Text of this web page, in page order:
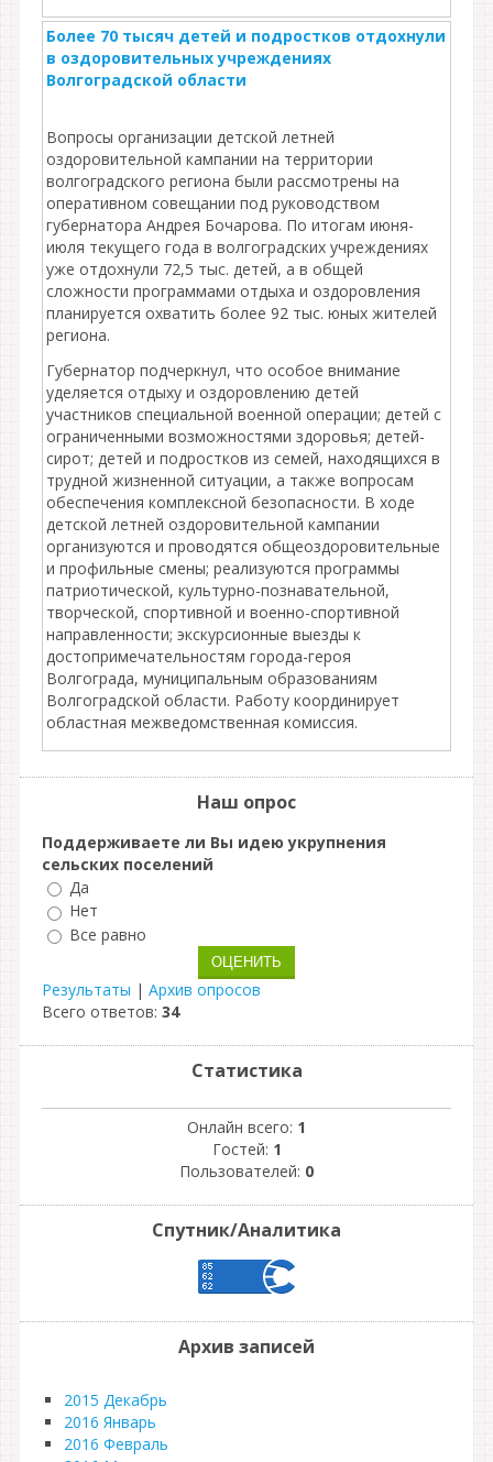
Более 70 тысяч детей и подростков отдохнули
в оздоровительных учреждениях
Волгоградской области
Вопросы организации детской летней
оздоровительной кампании на территории
волгоградского региона были рассмотрены на
оперативном совещании под руководством
губернатора Андрея Бочарова. По итогам июня-
июля текущего года в волгоградских учреждениях
уже отдохнули 72,5 тыс. детей, а в общей
сложности программами отдыха и оздоровления
планируется охватить более 92 тыс. юных жителей
региона.
Губернатор подчеркнул, что особое внимание
уделяется отдыху и оздоровлению детей
участников специальной военной операции; детей с
ограниченными возможностями здоровья; детей-
сирот; детей и подростков из семей, находящихся в
трудной жизненной ситуации, а также вопросам
обеспечения комплексной безопасности. В ходе
детской летней оздоровительной кампании
организуются и проводятся общеоздоровительные
и профильные смены; реализуются программы
патриотической, культурно-познавательной,
творческой, спортивной и военно-спортивной
направленности; экскурсионные выезды к
достопримечательностям города-героя
Волгограда, муниципальным образованиям
Волгоградской области. Работу координирует
областная межведомственная комиссия.
Наш опрос
Поддерживаете ли Вы идею укрупнения
сельских поселений
Да
Нет
Все равно
Результаты | Архив опросов
Всего ответов: 34
Статистика
Онлайн всего: 1
Гостей: 1
Пользователей: 0
Спутник/Аналитика
Архив записей
2015 Декабрь
2016 Январь
2016 Февраль